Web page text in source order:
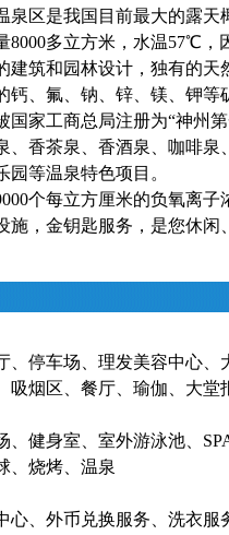
区是我国目前最大的露天
8000多立方米，水温57℃，
建筑和园林设计，独有的天
钙、氟、钠、锌、镁、钾等
国家工商总局注册为“神州
、香茶泉、香酒泉、咖啡泉
园等温泉特色项目。
个每立方厘米的负氧离子
施，金钥匙服务，是您休闲
、停车场、理发美容中心、
吸烟区、餐厅、瑜伽、大堂
、健身室、室外游泳池、
、烧烤、温泉
心、外币兑换服务、洗衣服